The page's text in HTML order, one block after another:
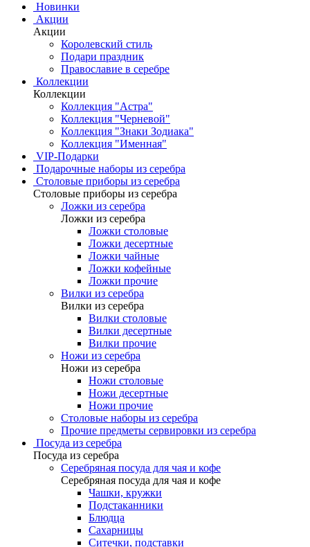
Новинки
Акции
Акции
Королевский стиль
Подари праздник
Православие в серебре
Коллекции
Коллекции
Коллекция "Астра"
Коллекция "Черневой"
Коллекция "Знаки Зодиака"
Коллекция "Именная"
VIP-Подарки
Подарочные наборы из серебра
Столовые приборы из серебра
Столовые приборы из серебра
Ложки из серебра
Ложки из серебра
Ложки столовые
Ложки десертные
Ложки чайные
Ложки кофейные
Ложки прочие
Вилки из серебра
Вилки из серебра
Вилки столовые
Вилки десертные
Вилки прочие
Ножи из серебра
Ножи из серебра
Ножи столовые
Ножи десертные
Ножи прочие
Столовые наборы из серебра
Прочие предметы сервировки из серебра
Посуда из серебра
Посуда из серебра
Серебряная посуда для чая и кофе
Серебряная посуда для чая и кофе
Чашки, кружки
Подстаканники
Блюдца
Сахарницы
Ситечки, подставки